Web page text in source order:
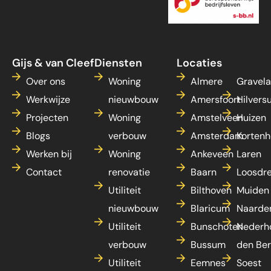
Gijs & van Cleef
Over ons
Werkwijze
Projecten
Blogs
Werken bij
Contact
Diensten
Woning
nieuwbouw
Woning
verbouw
Woning
renovatie
Utiliteit
nieuwbouw
Utiliteit
verbouw
Utiliteit
Locaties
Almere
Amersfoort
Amstelveen
Amsterdam
Ankeveen
Baarn
Bilthoven
Blaricum
Bunschoten
Bussum
Eemnes
Huizen
Laren
Muiden
den
Soest